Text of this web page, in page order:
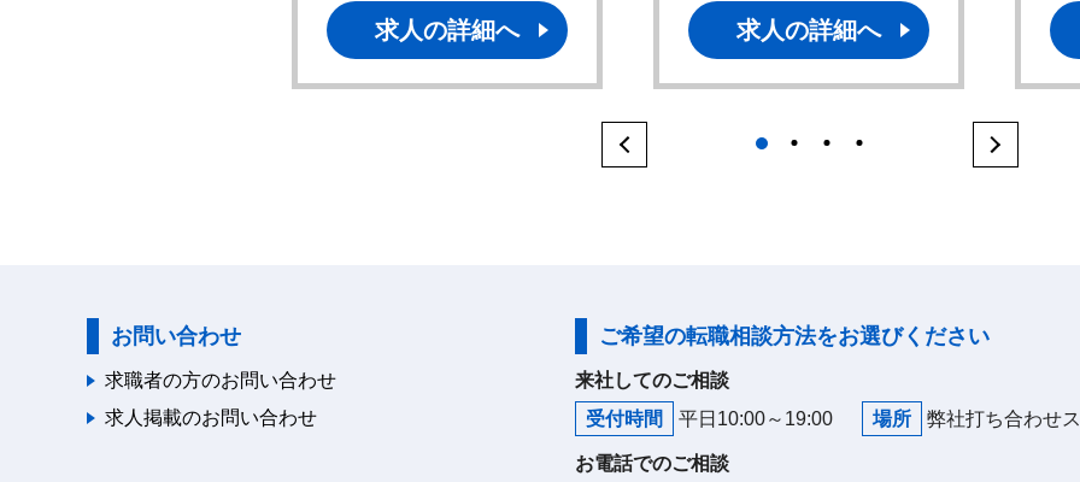
求人の詳細へ 求人の詳細へ
1
お問い合わせ
求職者の方のお問い合わせ
求人掲載のお問い合わせ
ご希望の転職相談方法をお選びください
来社してのご相談
受付時間
平日10:00～19:00 場所 弊社打ち合わせ
お電話でのご相談